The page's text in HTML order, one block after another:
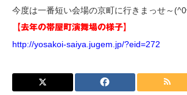
今度は一番短い会場の京町に行きまっせ～
【去年の帯屋町演舞場の様子】
http://yosakoi-saiya.jugem.jp/?eid=272